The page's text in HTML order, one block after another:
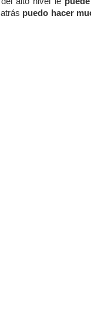
puedo hacer